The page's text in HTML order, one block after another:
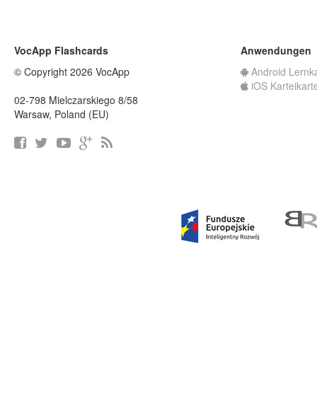
VocApp Flashcards
© Copyright 2026 VocApp
02-798 Mielczarskiego 8/58
Warsaw, Poland (EU)
Anwendungen
Android
iOS